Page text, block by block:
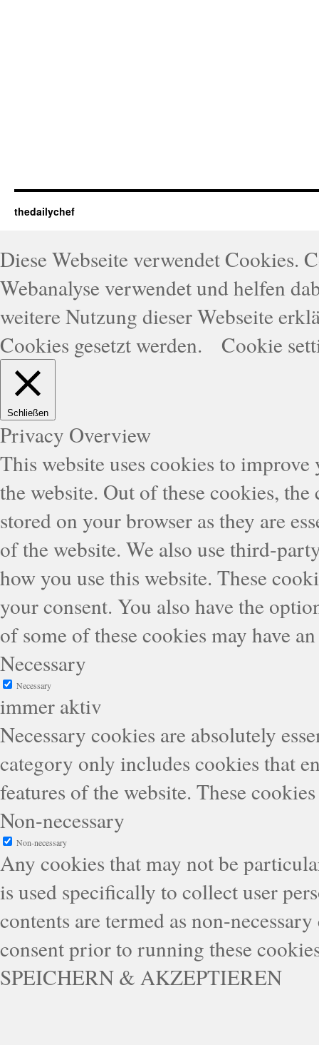
thedailychef
Diese Webseite verwendet Cookies.
Webanalyse verwendet und helfen
weitere Nutzung dieser Webseite
Cookies gesetzt werden.
Cookie
Schließen
Privacy Overview
This website uses cookies to
the website. Out of these cookies,
stored on your browser as they are
of the website. We also use third-
how you use this website. These
your consent. You also have the
of some of these cookies may have
Necessary
Necessary
immer aktiv
Necessary cookies are absolutely
category only includes cookies that
features of the website. These
Non-necessary
Non-necessary
Any cookies that may not be
is used specifically to collect user
contents are termed as non-
consent prior to running these
SPEICHERN & AKZEPTIEREN